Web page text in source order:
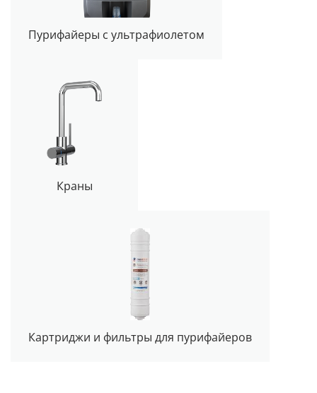
Пурифайеры с ультрафиолетом
Краны
Картриджи и фильтры для пурифайеров